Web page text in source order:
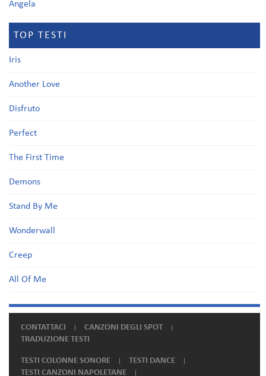
Angela
TOP TESTI
Iris
Another Love
Disfruto
Perfect
The First Time
Demons
Stand By Me
Wonderwall
Creep
All Of Me
CONTATTACI
CANZONI DEGLI SPOT
TRADUZIONE TESTI
TESTI COLONNE SONORE
TESTI DANCE
TESTI CANZONI NAPOLETANE